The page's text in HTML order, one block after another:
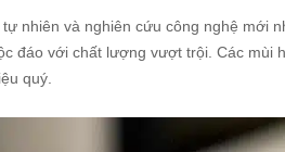
nhiên và nghiên cứu công nghệ mới
đáo với chất lượng vượt trội. Các mùi
quý.